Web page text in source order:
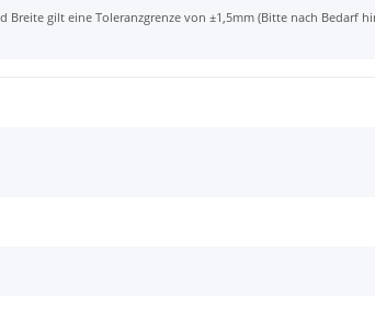
gilt eine Toleranzgrenze von ±1,5mm (Bitte nach Bedarf